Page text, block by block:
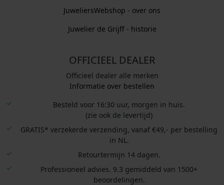
JuweliersWebshop - over ons
Juwelier de Grijff - historie
OFFICIEEL DEALER
Officieel dealer alle merken
Informatie over bestellen
Besteld voor 16:30 uur, morgen in huis.
(zie ook de levertijd)
GRATIS* verzekerde verzending, vanaf €49,- per bestelling
in NL.
Retourtermijn 14 dagen.
Professioneel advies. 9.3 gemiddeld van 1500+
beoordelingen.